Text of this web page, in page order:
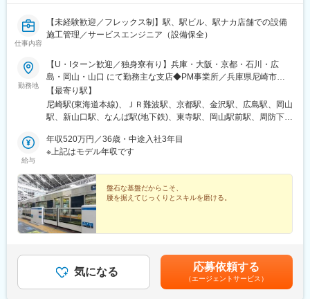
■求人の魅力・特徴：
相談を受けるため、相当数の経験を積める環境があります。
・中小零細企業から大企業まで、様々な法人税申告業務が可能で
す。
・個人資産家から超富裕層まで様々な相続税申告を経験すること
が可能です。
・中堅中小企業オーナーの案件が7割を占めますが、総資産数億円
規模～数百億円規模の超富裕層、上場企業創業家クラスのクライ
アントまで幅広く対応しています。
制度や、時短勤務・時差出勤・フレックス・テレワーク（在宅勤
務）など、柔軟な働き方と多様なキャリア形成を実現していま
す。
変更の範囲：会社の定める業務
仕事内容
【未経験歓迎／フレックス制】駅、駅ビル、駅ナカ店舗での設備
施工管理／サービスエンジニア（設備保全）
勤務地
【U・Iターン歓迎／独身寮有り】兵庫・大阪・京都・石川・広
島・岡山・山口 にて勤務主な支店◆PM事業所／兵庫県尼崎市潮
江／JR各線「尼崎駅」より徒歩7分◆MC事業所／兵庫県尼崎市潮
江、各現場作業所◆関西支店／大阪府大阪市浪速区湊町／各線
「JR難波駅」より徒歩5分◆京都支店／京都府京都市下京区油小
支店／石川県金沢市元菊町／JR線「金沢駅」より徒歩12分◆広島
支店／広島県広島市東区愛宕町／JR線「広島駅」より徒歩5分◆
分◆山口支店／山口県山口市小郡令和／JR線「新山口駅」より徒
歩8分 上記以外に現場作業所での勤務があります。また、異動す
る可能性あり。 ※配属先は応相談となります。※住所詳細は「勤務
地一覧」をご覧ください※受動喫煙対策：屋内全面禁煙（一部事務
所では屋内分煙あり）
【最寄り駅】
尼崎駅(東海道本線)、ＪＲ難波駅、京都駅、金沢駅、広島駅、岡山
駅、新山口駅、なんば駅(地下鉄)、東寺駅、岡山駅前駅、周防下郷
給与
年収520万円／36歳・中途入社3年目
※上記はモデル年収です
盤石な基盤だからこそ、
腰を据えてじっくりとスキルを磨ける。
気になる 応募依頼する
（エージェントサービス）